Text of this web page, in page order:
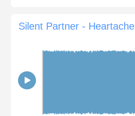
Silent Partner - Heartache